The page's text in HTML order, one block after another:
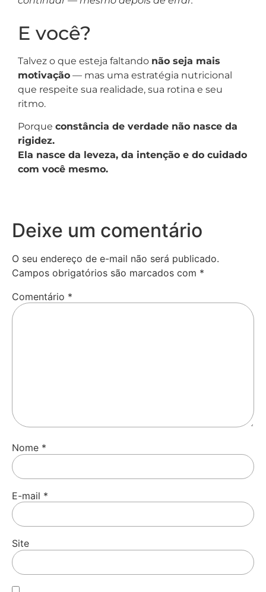
E você?
Talvez o que esteja faltando não seja mais
motivação — mas uma estratégia nutricional
que respeite sua realidade, sua rotina e seu
ritmo.
Porque constância de verdade não nasce da
rigidez.
Ela nasce da leveza, da intenção e do cuidado
com você mesmo.
Deixe um comentário
O seu endereço de e-mail não será publicado.
Campos obrigatórios são marcados com *
Comentário *
Nome *
E-mail *
Site